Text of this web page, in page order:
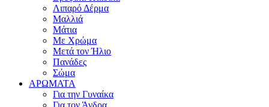
Λιπαρό Δέρμα
Μαλλιά
Μάτια
Με Χρώμα
Μετά τον Ήλιο
Πανάδες
Σώμα
ΑΡΩΜΑΤΑ
Για την Γυναίκα
Για τον Άνδρα